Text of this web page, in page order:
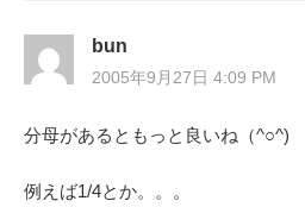
ゲ
ー
シ
ョ
bun
2005年9月27日 4:09 PM
分母があるともっと良いね（^○^)
例えば1/4とか。。。